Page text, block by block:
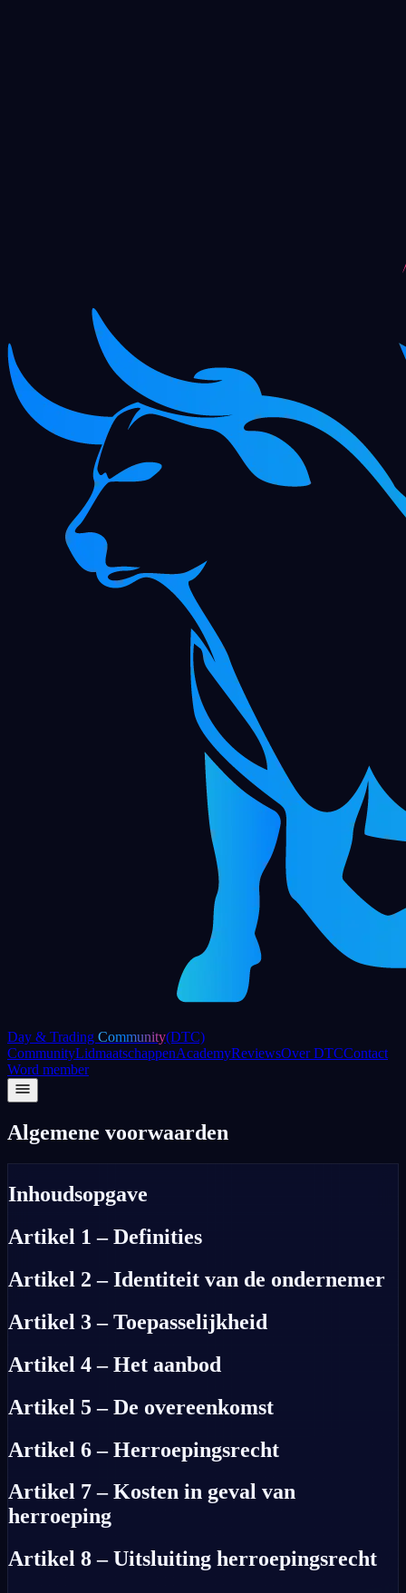
Day & Trading Community(DTC)
CommunityLidmaatschappenAcademyReviewsOver DTCContact
Word member
Algemene voorwaarden
Inhoudsopgave
Artikel 1 – Definities
Artikel 2 – Identiteit van de ondernemer
Artikel 3 – Toepasselijkheid
Artikel 4 – Het aanbod
Artikel 5 – De overeenkomst
Artikel 6 – Herroepingsrecht
Artikel 7 – Kosten in geval van
herroeping
Artikel 8 – Uitsluiting herroepingsrecht